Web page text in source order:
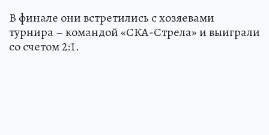
В финале они встретились с хозяевами
турнира – командой «СКА-Стрела» и выиграли
со счетом 2:1.